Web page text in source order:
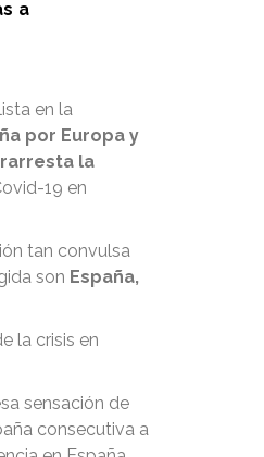
a
en la
por Europa y
la
19 en
tan convulsa
son España,
la crisis en
sensación de
consecutiva a